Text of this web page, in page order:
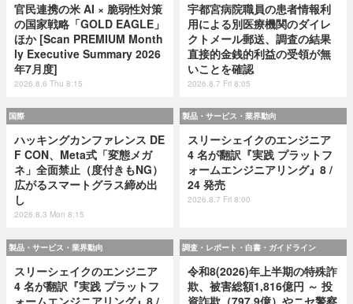
官民連携の米 AI × 脆弱性対策
の国家戦略「GOLD EAGLE」
ほか [Scan PREMIUM Month
ly Executive Summary 2026
年7月度]
2026.8.6 Thu 8:15
宇都宮病院職員の患者情報利
用による別医療機関のダイレ
クトメール郵送、調査の結果
直接的金銭的利益の受領が無
いことを確認
2026.8.7 Fri 8:05
国際
ハッキングカンファレンス DE
F CON、Meta式「変態メガ
ネ」全面禁止（度付きもNG）
広がるスマートグラス締め出
し
2026.8.3 Mon 8:15
製品・サービス・業界動向
スリーシェイクのエンジニア
4 名が翻訳『実践 プラットフ
ォームエンジニアリング』8 /
24 発売
2026.8.7 Fri 8:00
製品・サービス・業界動向
スリーシェイクのエンジニア
4 名が翻訳『実践 プラットフ
ォームエンジニアリング』8 /
調査・レポート・白書・ガイドライン
令和8(2026)年上半期の特殊詐
欺、被害総額1,816億円 ～ 投
資詐欺（797.9億）やニセ警察